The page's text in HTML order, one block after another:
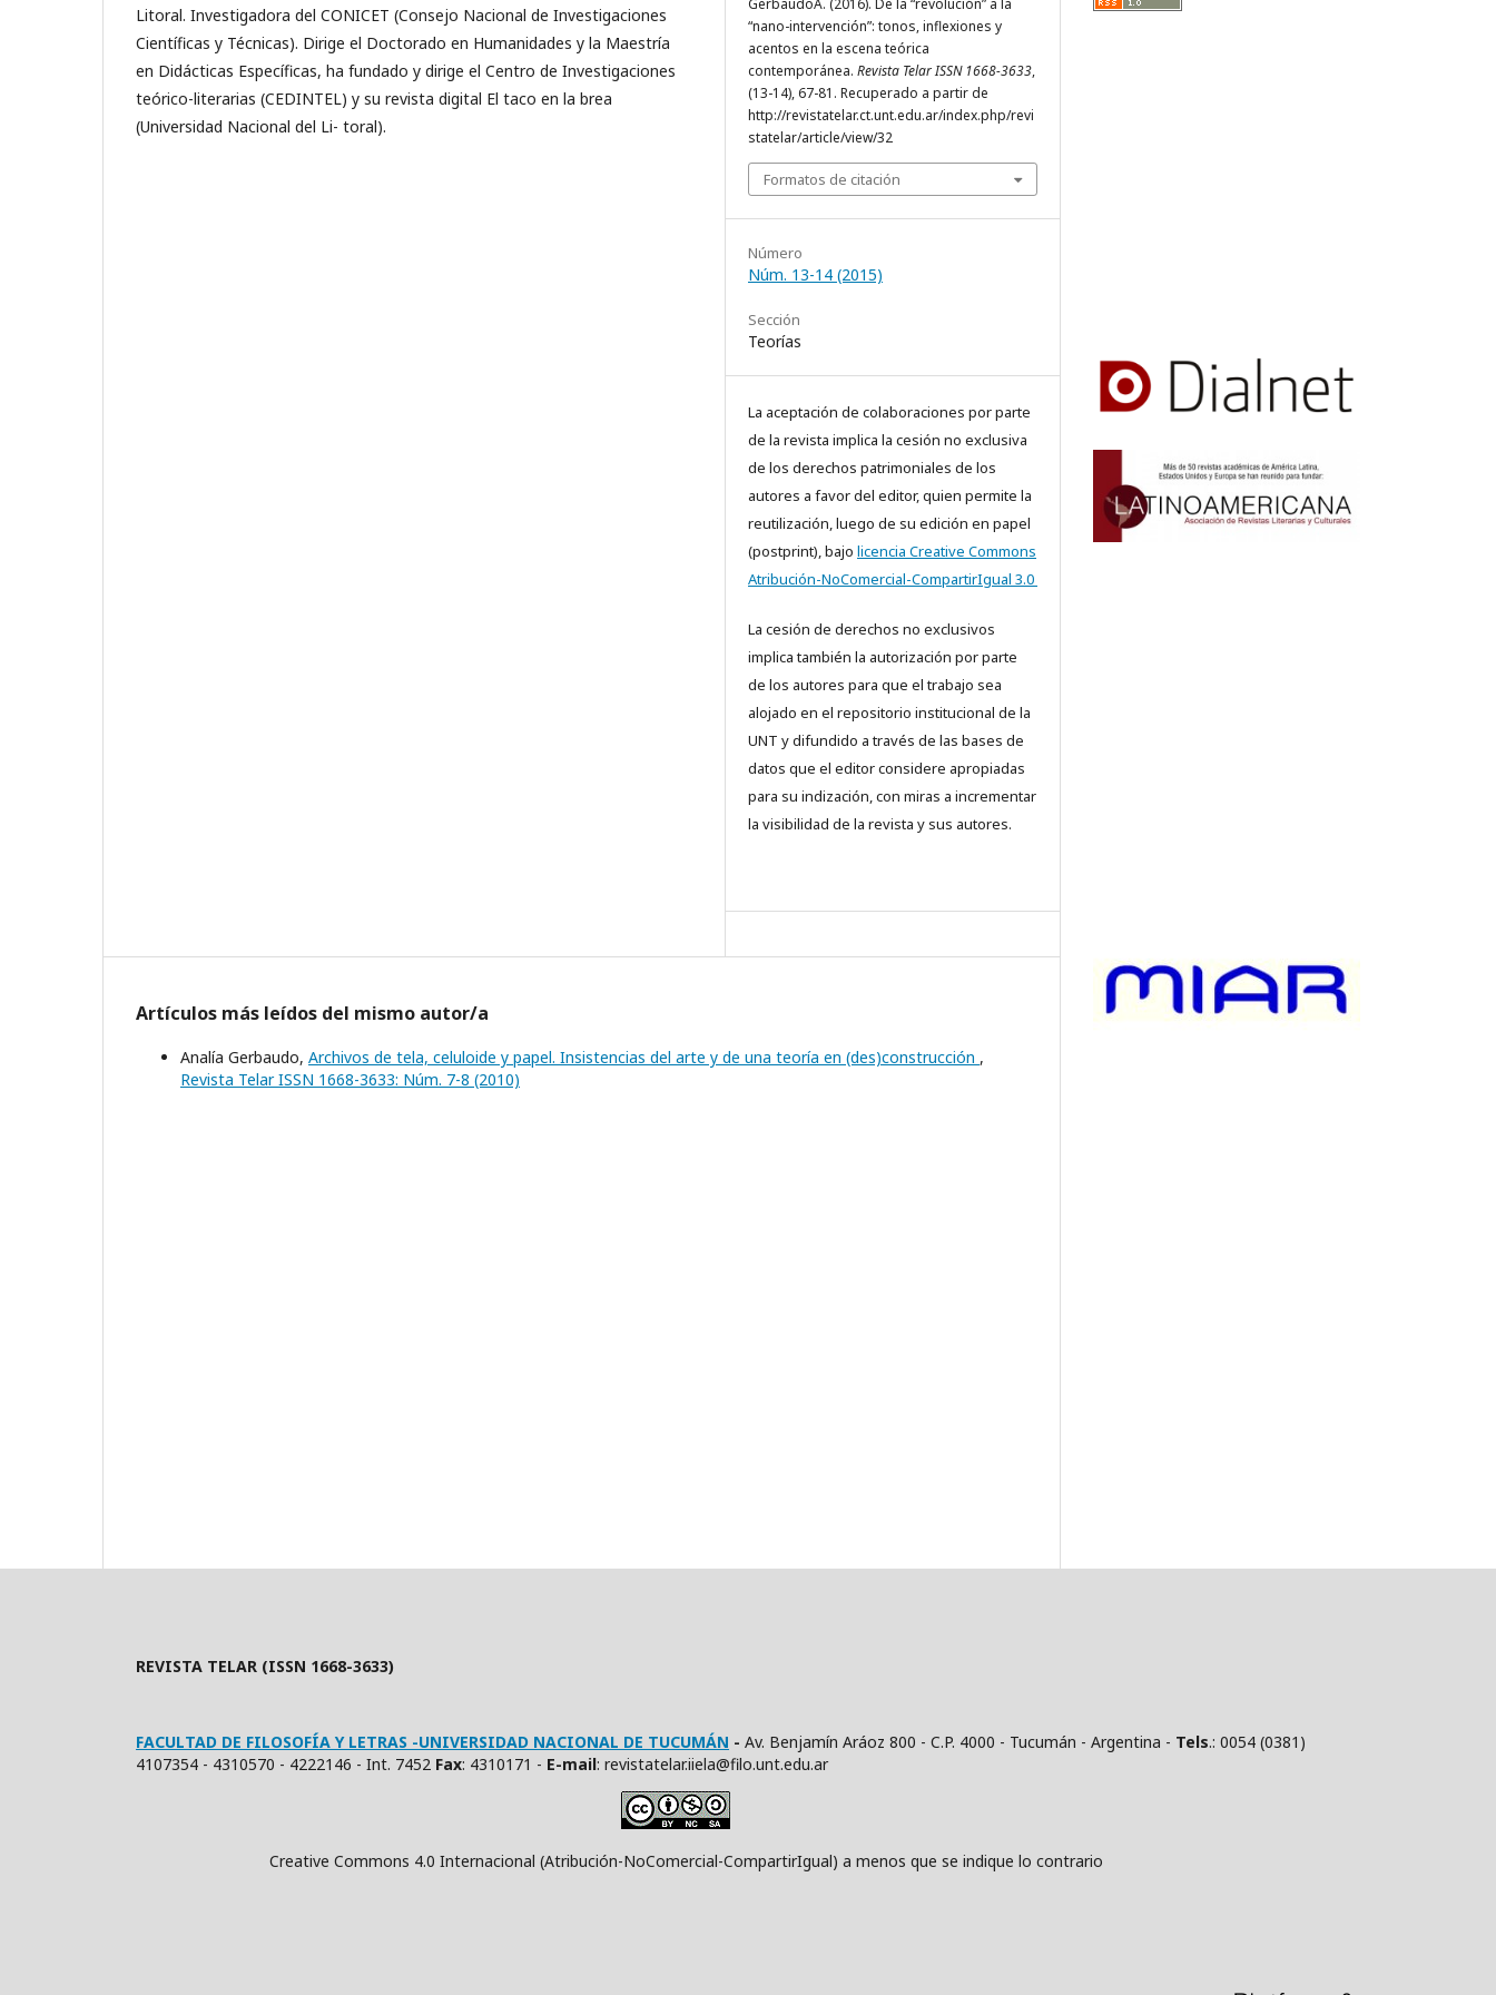
Litoral. Investigadora del CONICET (Consejo Nacional de Investigaciones
Científicas y Técnicas). Dirige el Doctorado en Humanidades y la Maestría
en Didácticas Específicas, ha fundado y dirige el Centro de Investigaciones
teórico-literarias (CEDINTEL) y su revista digital El taco en la brea
(Universidad Nacional del Li- toral).
GerbaudoA. (2016). De la “revolución” a la
“nano-intervención”: tonos, inflexiones y
acentos en la escena teórica
contemporánea. Revista Telar ISSN 1668-3633,
(13-14), 67-81. Recuperado a partir de
http://revistatelar.ct.unt.edu.ar/index.php/revi
statelar/article/view/32
Formatos de citación
Número
Núm. 13-14 (2015)
Sección
Teorías
La aceptación de colaboraciones por parte
de la revista implica la cesión no exclusiva
de los derechos patrimoniales de los
autores a favor del editor, quien permite la
reutilización, luego de su edición en papel
(postprint), bajo licencia Creative Commons
Atribución-NoComercial-CompartirIgual 3.0
La cesión de derechos no exclusivos
implica también la autorización por parte
de los autores para que el trabajo sea
alojado en el repositorio institucional de la
UNT y difundido a través de las bases de
datos que el editor considere apropiadas
para su indización, con miras a incrementar
la visibilidad de la revista y sus autores.
Artículos más leídos del mismo autor/a
Analía Gerbaudo, Archivos de tela, celuloide y papel. Insistencias del arte y de una teoría en (des)construcción ,
Revista Telar ISSN 1668-3633: Núm. 7-8 (2010)
REVISTA TELAR (ISSN 1668-3633)
FACULTAD DE FILOSOFÍA Y LETRAS -UNIVERSIDAD NACIONAL DE TUCUMÁN - Av. Benjamín Aráoz 800 - C.P. 4000 - Tucumán - Argentina - Tels.: 0054 (0381)
4107354 - 4310570 - 4222146 - Int. 7452 Fax: 4310171 - E-mail: revistatelar.iiela@filo.unt.edu.ar
Creative Commons 4.0 Internacional (Atribución-NoComercial-CompartirIgual) a menos que se indique lo contrario